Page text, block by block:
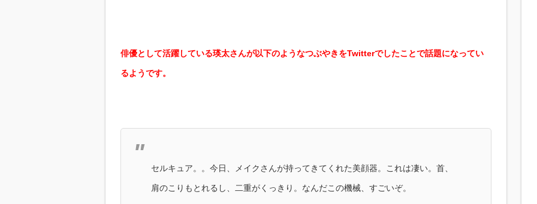
俳優として活躍している瑛太さんが以下のようなつぶやきをTwitterでしたことで話題になってい
るようです。
セルキュア。。今日、メイクさんが持ってきてくれた美顔器。これは凄い。首、
肩のこりもとれるし、二重がくっきり。なんだこの機械、すごいぞ。